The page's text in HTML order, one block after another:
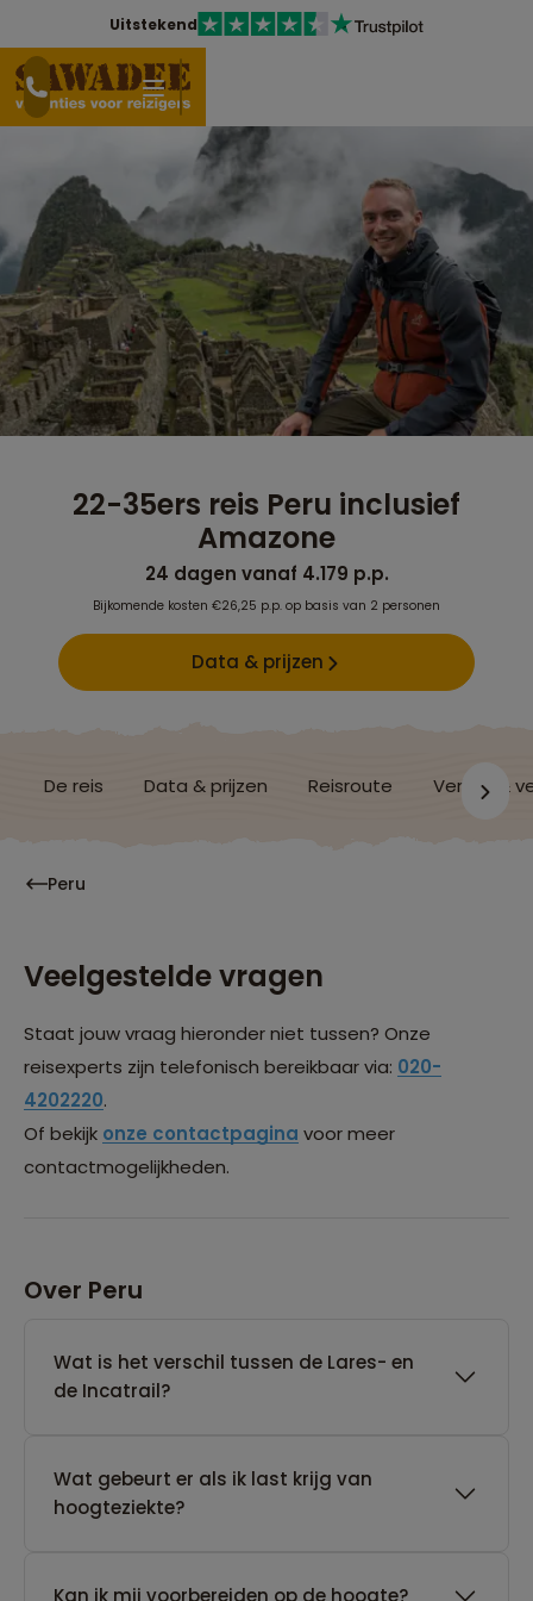
Uitstekend
22-35ers reis Peru inclusief
Amazone
24 dagen vanaf 4.179 p.p.
Bijkomende kosten €26,25 p.p. op basis van 2 personen
Data & prijzen
De reis Data & prijzen Reisroute Verblijf &
Peru
Veelgestelde vragen
Staat jouw vraag hieronder niet tussen? Onze
reisexperts zijn telefonisch bereikbaar via: 020-
4202220.
Of bekijk onze contactpagina voor meer
contactmogelijkheden.
Over Peru
Wat is het verschil tussen de Lares- en
de Incatrail?
Wat gebeurt er als ik last krijg van
hoogteziekte?
Kan ik mij voorbereiden op de hoogte?